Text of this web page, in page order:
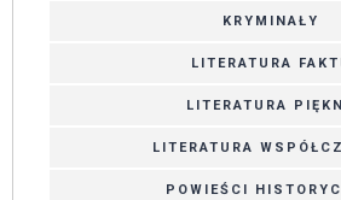
KRYMINAŁY
LITERATURA
LITERATURA
LITERATURA
POWIEŚCI